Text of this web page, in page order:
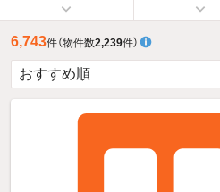
6,743件（物件数2,239件）